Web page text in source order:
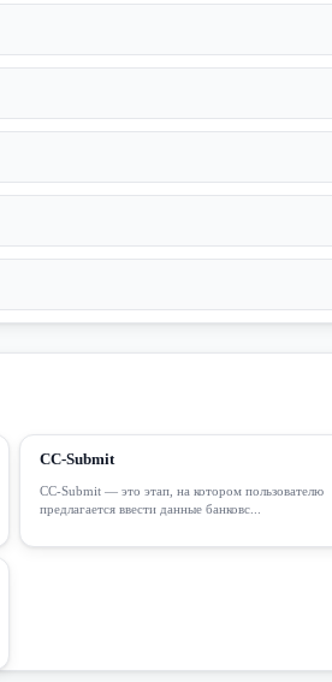
CC-Submit
CC-Submit — это этап, на котором пользователю
предлагается ввести данные банковс...